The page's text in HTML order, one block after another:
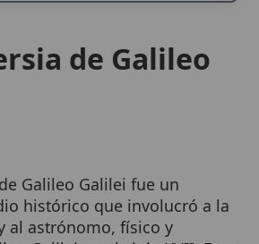
astrónomo, físico y
Galilei en el siglo XVII. Este
presentado como un